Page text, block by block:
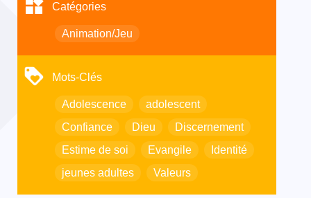
Dossier vacances –
Création d’un groupe
WhatsApp pour les
jeunes pros du Bw
Prière de Taizé à Visé
TOUS LES ARTICLES
Tournai
Catégories
Animation/Jeu
Mots-Clés
Adolescence
adolescent
Confiance
Dieu
Discernement
Estime de soi
Evangile
Identité
jeunes adultes
Valeurs